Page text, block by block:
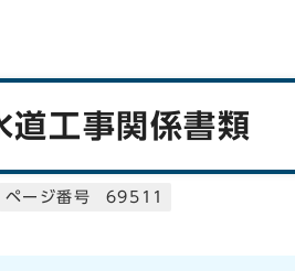
道工事関係書類
ページ番号 69511